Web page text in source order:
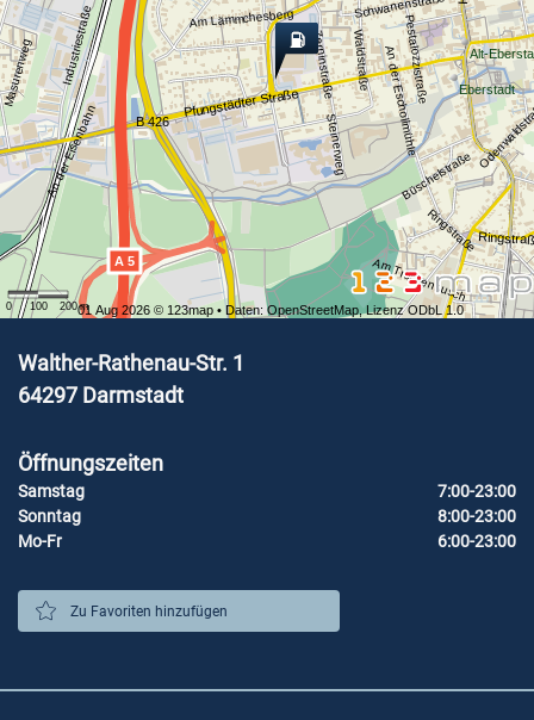
Alt-
Eberstadt
A 5
B 426
Pfungstädter Straße
Industriestraße
Ringstraße
Büschelstraße
Am Trockenbusch
Pestalozzistraße
WaldstraßeAn der Eschollmühle
Steinerweg
Am Lämmchesberg
Zerninstraße
Masurenweg
An der Eisenbahn
0 100 200 m
01 Aug 2026 © 123map • Daten:OpenStreetMap Lizenz ODbL 1.0
Walther-Rathenau-Str. 1
64297 Darmstadt
Öffnungszeiten
Samstag
7:00-23:00
Sonntag
8:00-23:00
Mo-Fr
6:00-23:00
Zu Favoriten hinzufügen